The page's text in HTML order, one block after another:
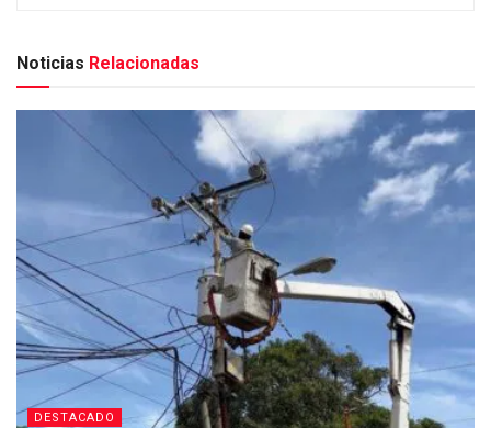
Noticias Relacionadas
DESTACADO